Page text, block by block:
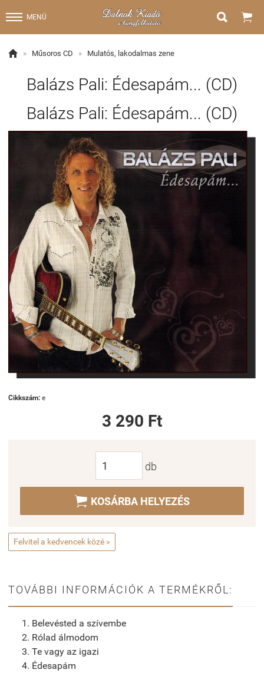
MENÜ  
 » Műsoros CD » Mulatós, lakodalmas zene
Balázs Pali: Édesapám... (CD)
Balázs Pali: Édesapám... (CD)
Cikkszám: e
3 290 Ft
db
 KOSÁRBA HELYEZÉS
Felvitel a kedvencek közé »
TOVÁBBI INFORMÁCIÓK A TERMÉKRŐL:
Belevésted a szívembe
Rólad álmodom
Te vagy az igazi
Édesapám